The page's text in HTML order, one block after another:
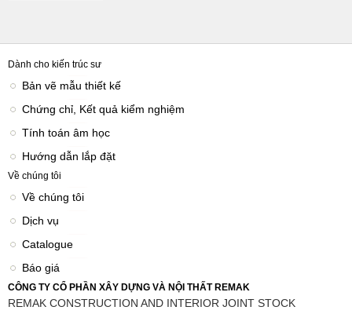
Dành cho kiến trúc sư
Bản vẽ mẫu thiết kế
Chứng chỉ, Kết quả kiểm nghiệm
Tính toán âm học
Hướng dẫn lắp đặt
Về chúng tôi
Về chúng tôi
Dịch vụ
Catalogue
Báo giá
CÔNG TY CỔ PHẦN XÂY DỰNG VÀ NỘI THẤT REMAK
REMAK CONSTRUCTION AND INTERIOR JOINT STOCK